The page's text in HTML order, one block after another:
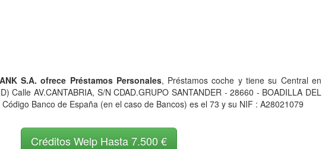
S.A. ofrece Préstamos Personales, Préstamos coche y tiene su Central en
Calle AV.CANTABRIA, S/N CDAD.GRUPO SANTANDER - 28660 - BOADILLA DEL
Banco de España (en el caso de Bancos) es el 73 y su NIF : A28021079
Créditos Welp Hasta 7.500 €